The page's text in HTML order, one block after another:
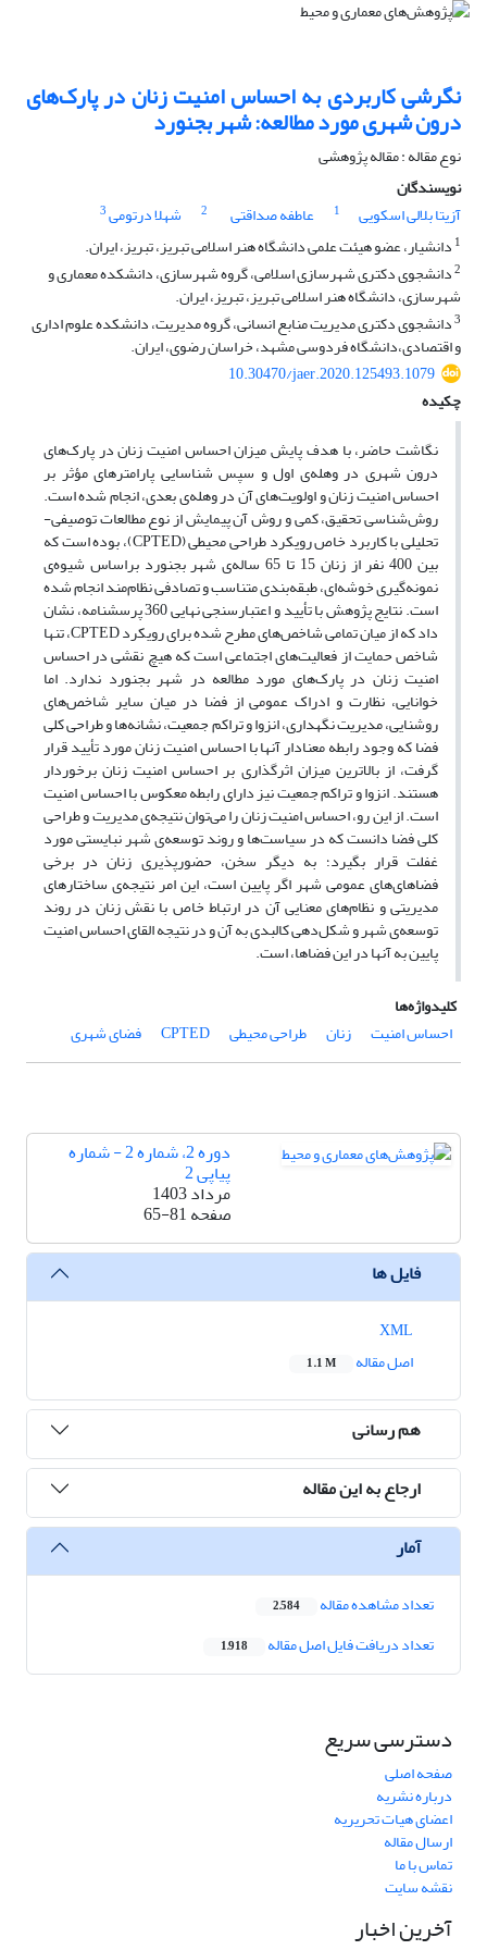
نگرشی کاربردی به احساس امنیت زنان در پارک‌های
درون شهری مورد مطالعه: شهر بجنورد
نوع مقاله : مقاله پژوهشی
نویسندگان
آزیتا بلالی اسکویی
1 عاطفه صداقتی 2 شهلا درتومی3
1 دانشیار، عضو هیئت علمی دانشگاه هنر اسلامی تبریز، تبریز، ایران.
2دانشجوی دکتری شهرسازی اسلامی، گروه شهرسازی، دانشکده معماری و
شهرسازی، دانشگاه هنر اسلامی تبریز، تبریز، ایران.
3دانشجوی دکتری مدیریت منابع انسانی، گروه مدیریت، دانشکده علوم اداری
و اقتصادی،دانشگاه فردوسی مشهد، خراسان رضوی، ایران.
10.30470/jaer.2020.125493.1079
چکیده
نگاشت حاضر، با هدف پایش میزان احساس امنیت زنان در پارک‌های
درون شهری در وهله‌ی اول و سپس شناسایی پارامترهای مؤثر بر
احساس امنیت زنان و اولویت‌های آن در وهله‌ی بعدی، انجام شده است.
روش‌شناسی تحقیق، کمی و روش آن پیمایش از نوع مطالعات توصیفی-
تحلیلی با کاربرد خاص رویکرد طراحی محیطی (CPTED)، بوده است که
بین 400 نفر از زنان 15 تا 65 ساله‌ی شهر بجنورد براساس شیوه‌ی
نمونه‌گیری خوشه‌ای، طبقه‌بندی متناسب و تصادفی نظام‌مند انجام شده
است. نتایج پژوهش با تأیید و اعتبارسنجی نهایی 360 پرسشنامه، نشان
داد که از میان تمامی شاخص‌های مطرح شده برای رویکرد CPTED، تنها
شاخص حمایت از فعالیت‌های اجتماعی است که هیچ نقشی در احساس
امنیت زنان در پارک‌های مورد مطالعه در شهر بجنورد ندارد. اما
خوانایی، نظارت و ادراک عمومی از فضا در میان سایر شاخص‌های
روشنایی، مدیریت نگهداری، انزوا و تراکم جمعیت، نشانه‌ها و طراحی کلی
فضا که وجود رابطه معنادار آنها با احساس امنیت زنان مورد تأیید قرار
گرفت، از بالاترین میزان اثرگذاری بر احساس امنیت زنان برخوردار
هستند. انزوا و تراکم جمعیت نیز دارای رابطه معکوس با احساس امنیت
است. از این رو، احساس امنیت زنان را می‌توان نتیجه‌ی مدیریت و طراحی
کلی فضا دانست که در سیاست‌ها و روند توسعه‌ی شهر نبایستی مورد
غفلت قرار بگیرد؛ به دیگر سخن، حضورپذیری زنان در برخی
فضاهای‌های عمومی شهر اگر پایین است، این امر نتیجه‌ی ساختارهای
مدیریتی و نظام‌های معنایی آن در ارتباط خاص با نقش زنان در روند
توسعه‌ی شهر و شکل‌دهی کالبدی به آن و در نتیجه القای احساس امنیت
پایین به آنها در این فضاها، است.
کلیدواژه‌ها
احساس امنیت
زنان طراحی محیطی CPTED فضای شهری
دوره 2، شماره 2 - شماره
پیاپی 2
مرداد 1403
صفحه65-81
فایل ها
اصل مقاله
1.1 M
هم رسانی
ارجاع به این مقاله
آمار
تعداد مشاهده مقاله 2,584
تعداد دریافت فایل اصل مقاله 1,918
دسترسی سریع
صفحه اصلی
درباره نشریه
اعضای هیات تحریریه
ارسال مقاله
تماس با ما
نقشه سایت
آخرین اخبار